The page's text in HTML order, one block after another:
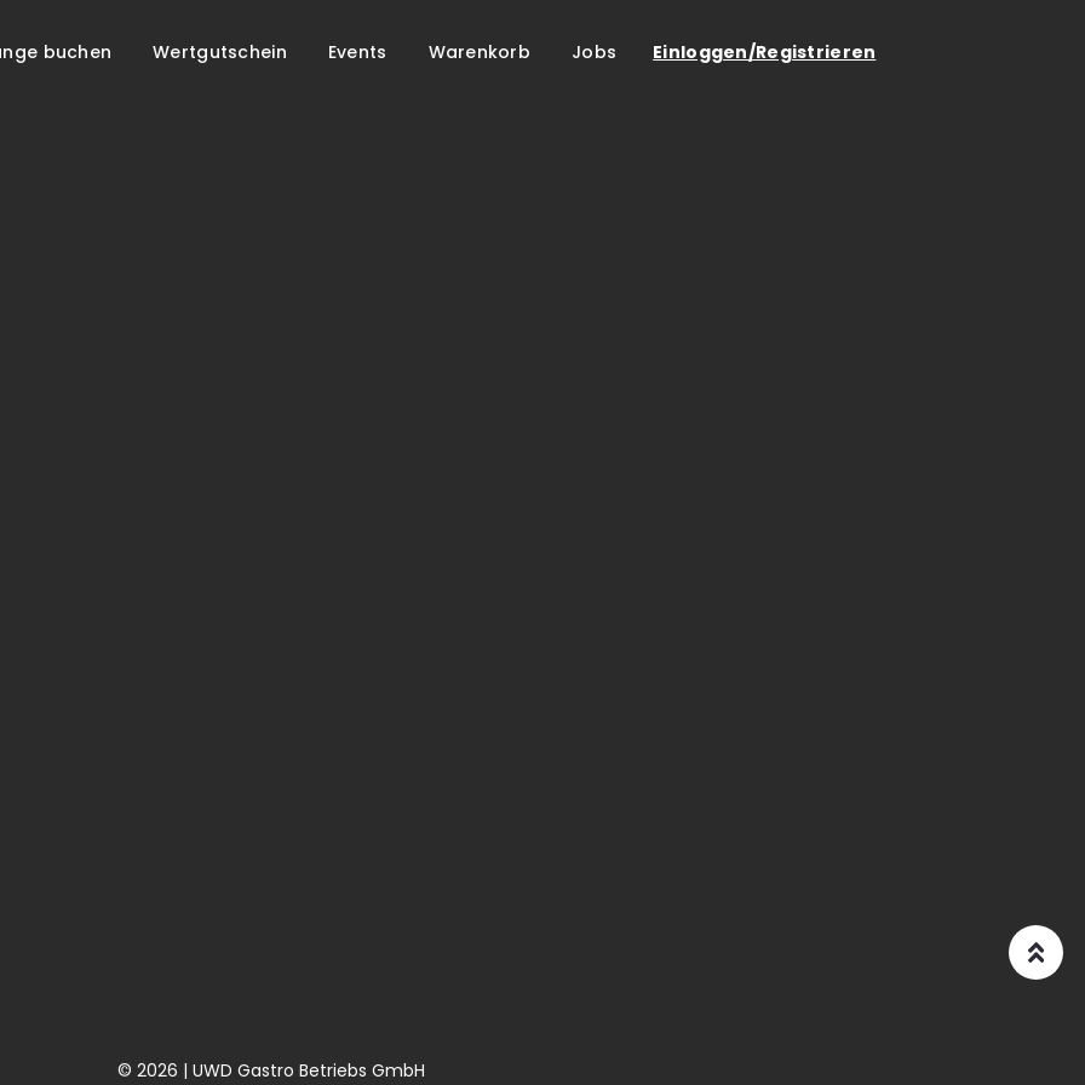
Einloggen/Registrieren
buchen Wertgutschein Events Warenkorb Jobs
© 2026 | UWD Gastro Betriebs GmbH